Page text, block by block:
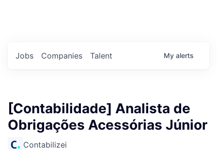
Jobs Companies Talent My alerts
[Contabilidade] Analista de
Obrigações Acessórias Júnior
Contabilizei